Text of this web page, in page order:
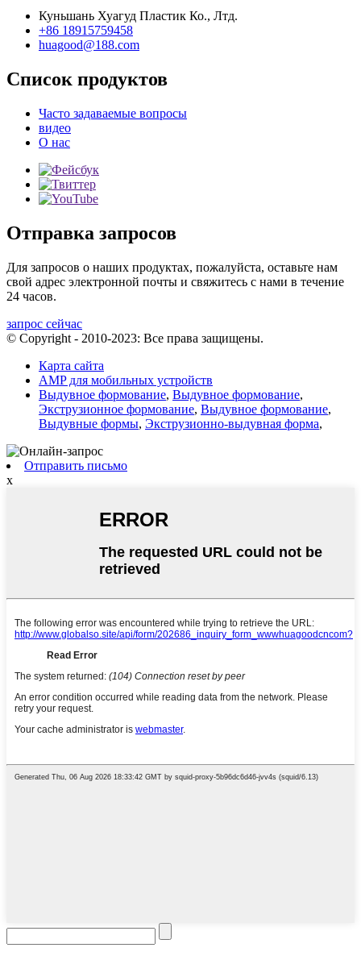
Куньшань Хуагуд Пластик Ко., Лтд.
+86 18915759458
huagood@188.com
Список продуктов
Часто задаваемые вопросы
видео
О нас
Отправка запросов
Для запросов о наших продуктах, пожалуйста, оставьте нам
свой адрес электронной почты и свяжитесь с нами в течение
24 часов.
запрос сейчас
© Copyright - 2010-2023: Все права защищены.
Карта сайта
AMP для мобильных устройств
Выдувное формование, Выдувное формование,
Экструзионное формование, Выдувное формование,
Выдувные формы, Экструзионно-выдувная форма,
Отправить письмо
x